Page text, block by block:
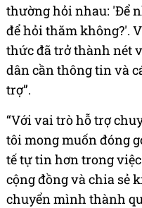
thường hỏi nhau: 'Để
để hỏi thăm không?'.
thức đã trở thành nét
dân cần thông tin và
trợ”.
“Với vai trò hỗ trợ
tôi mong muốn đóng
tế tự tin hơn trong
cộng đồng và chia sẻ
chuyển mình thành